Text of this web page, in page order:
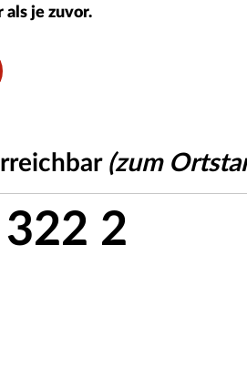
je zuvor.
(zum
2